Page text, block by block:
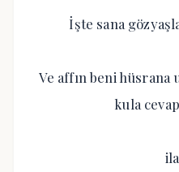
İşte sana
Ve affın beni hüsrana
kula